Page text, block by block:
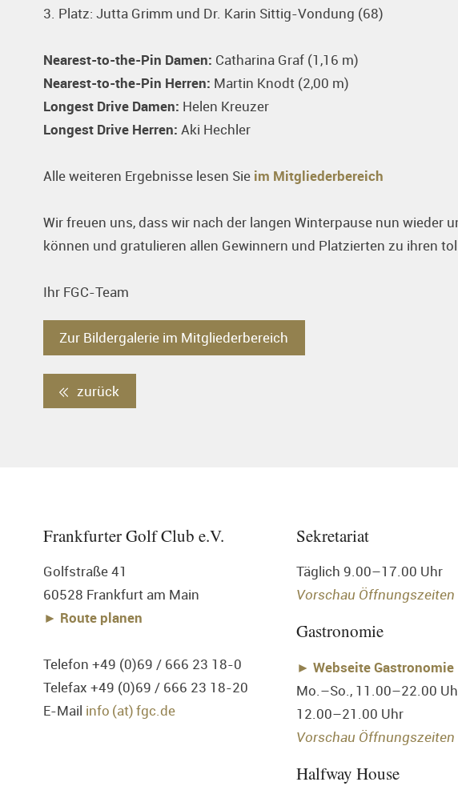
3. Platz: Jutta Grimm und Dr. Karin Sittig-Vondung (68)
Nearest-to-the-Pin Damen: Catharina Graf (1,16 m)
Nearest-to-the-Pin Herren: Martin Knodt (2,00 m)
Longest Drive Damen: Helen Kreuzer
Longest Drive Herren: Aki Hechler
Alle weiteren Ergebnisse lesen Sie im Mitgliederbereich
Wir freuen uns, dass wir nach der langen Winterpause nun wieder
können und gratulieren allen Gewinnern und Platzierten zu ihren
Ihr FGC-Team
Zur Bildergalerie im Mitgliederbereich
zurück
Frankfurter Golf Club e.V.
Golfstraße 41
60528 Frankfurt am Main
► Route planen
Telefon +49 (0)69 / 666 23 18-0
Telefax +49 (0)69 / 666 23 18-20
E-Mail info (at) fgc.de
Sekretariat
Täglich 9.00–17.00 Uhr
Vorschau Öffnungszeiten
Gastronomie
►Webseite Gastronomie
Mo.–So., 11.00–22.00
12.00–21.00 Uhr
Vorschau Öffnungszeiten
Halfway House